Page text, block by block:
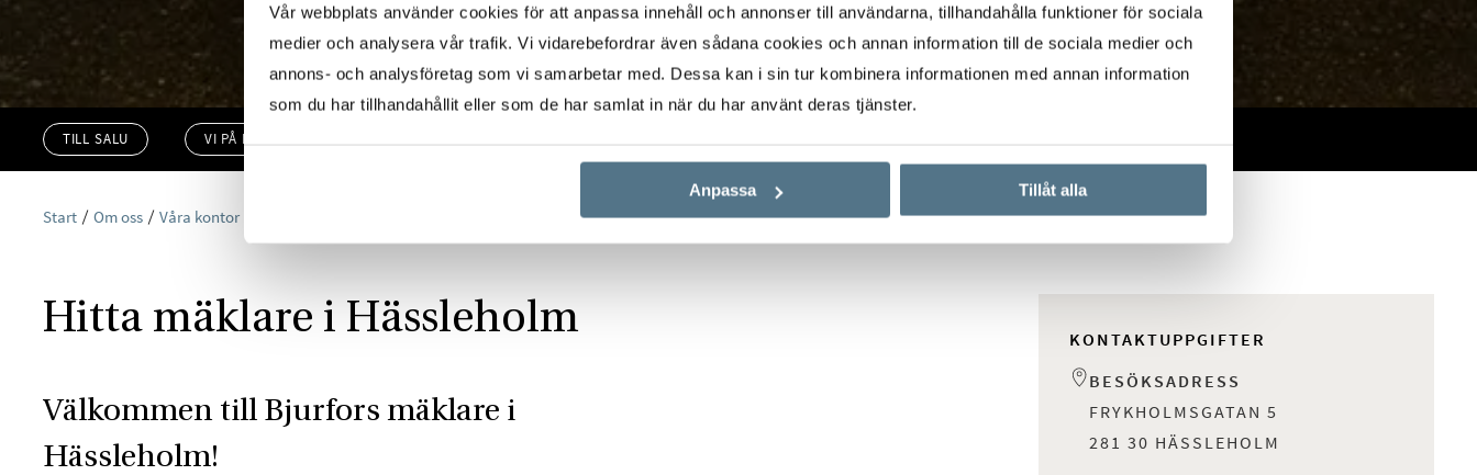
Vår webbplats använder cookies för att anpassa innehåll och annonser till användarna, tillhandahålla funktioner för sociala
medier och analysera vår trafik. Vi vidarebefordrar även sådana cookies och annan information till de sociala medier och
annons- och analysföretag som vi samarbetar med. Dessa kan i sin tur kombinera informationen med annan information
som du har tillhandahållit eller som de har samlat in när du har använt deras tjänster.
Anpassa Tillåt alla
TILL SALU VI PÅ KONTORET
Start Om oss Våra kontor
Hitta mäklare i Hässleholm
Välkommen till Bjurfors mäklare i
Hässleholm!
KONTAKTUPPGIFTER
BESÖKSADRESS
FRYKHOLMSGATAN 5
281 30 HÄSSLEHOLM